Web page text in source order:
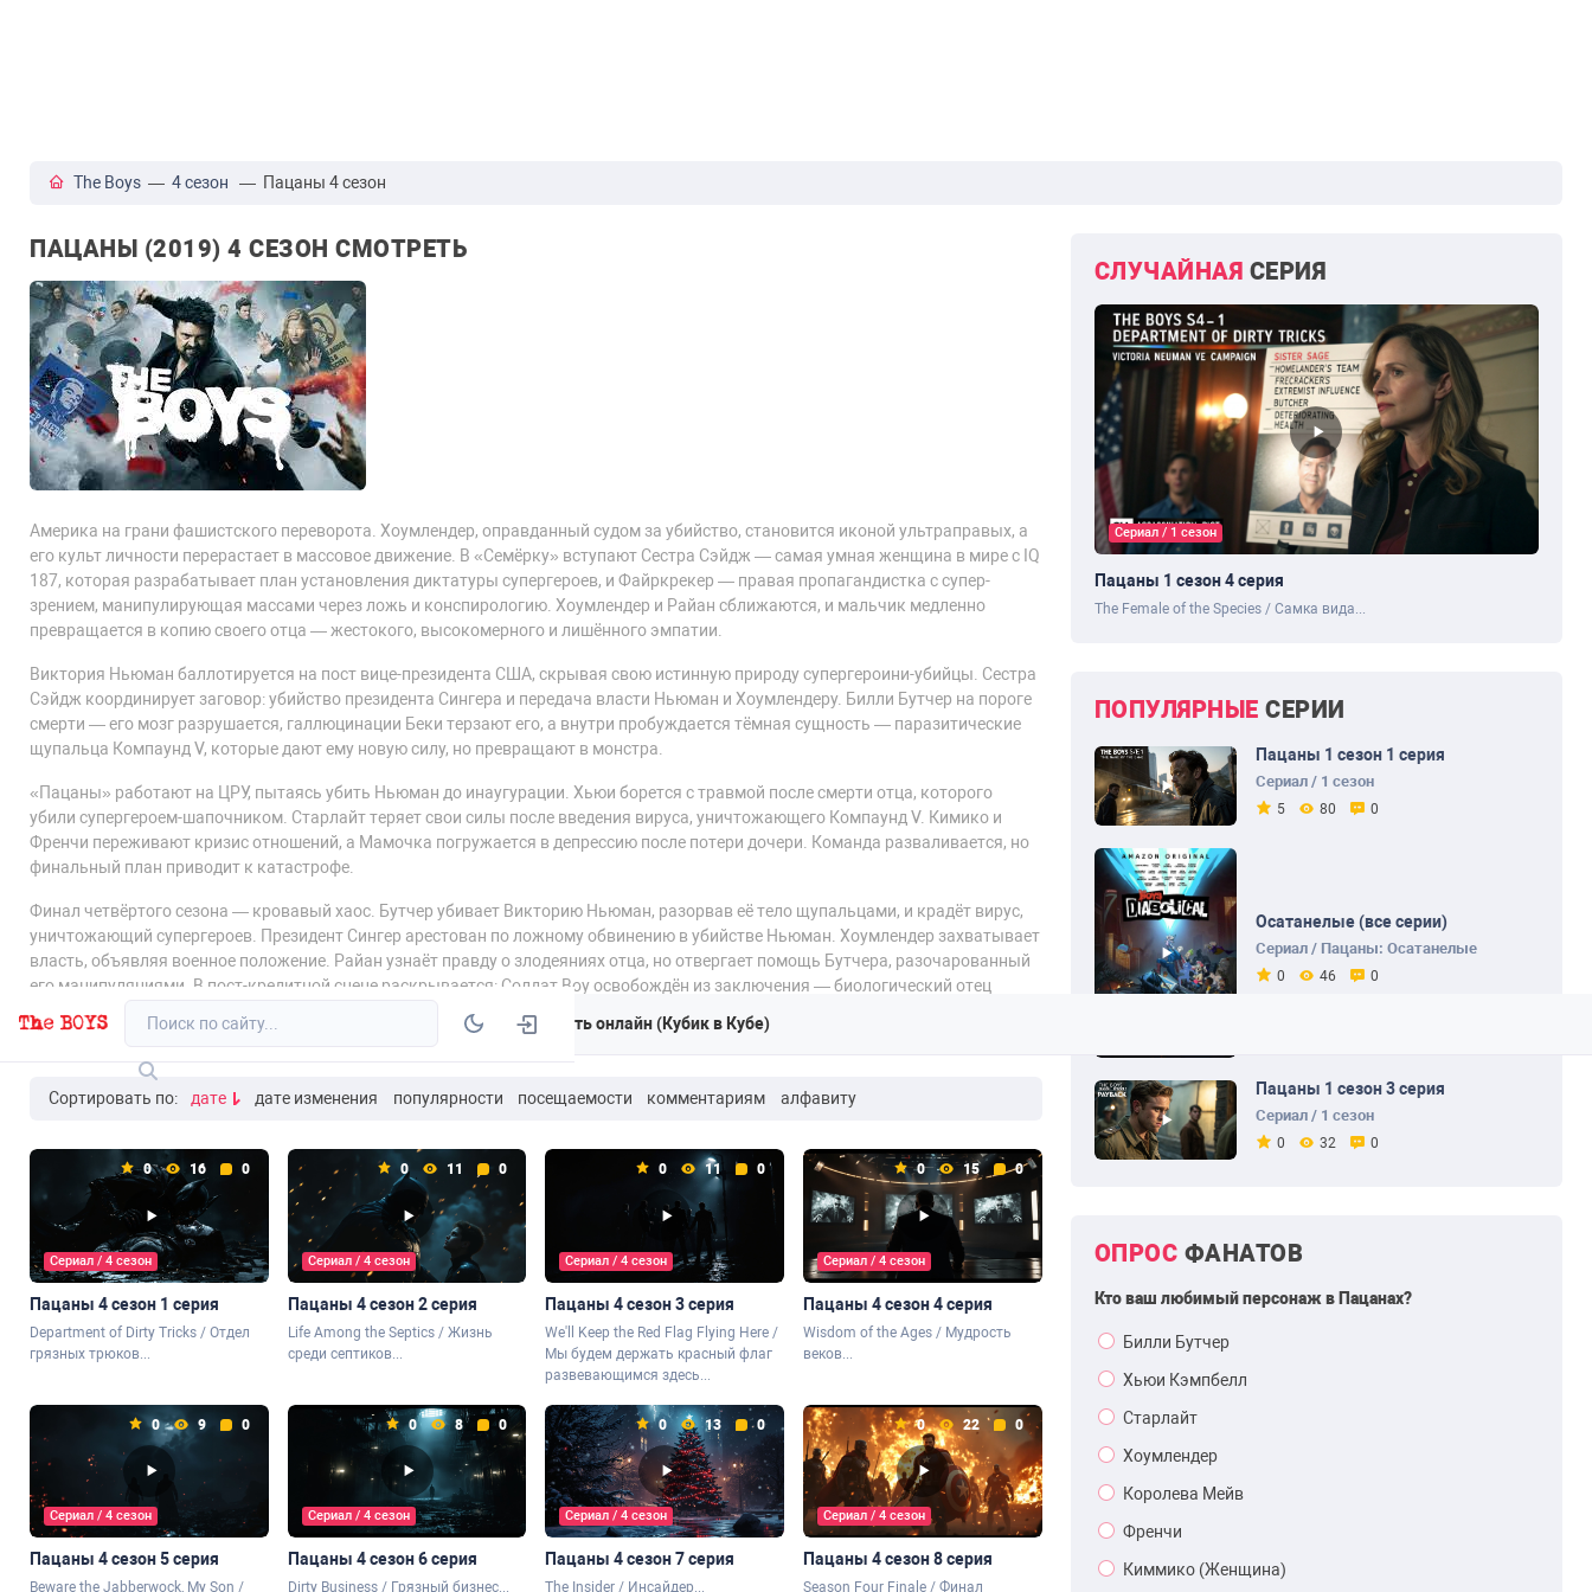
Сезоны Актеры Смотреть онлайн (Кубик в Кубе)
The Boys —4 сезон — Пацаны 4 сезон
ПАЦАНЫ (2019) 4 СЕЗОН СМОТРЕТЬ
Америка на грани фашистского переворота. Хоумлендер, оправданный судом за убийство, становится иконой ультраправых, а
его культ личности перерастает в массовое движение. В «Семёрку» вступают Сестра Сэйдж — самая умная женщина в мире с IQ
187, которая разрабатывает план установления диктатуры супергероев, и Файркрекер — правая пропагандистка с супер-
зрением, манипулирующая массами через ложь и конспирологию. Хоумлендер и Райан сближаются, и мальчик медленно
превращается в копию своего отца — жестокого, высокомерного и лишённого эмпатии.
Виктория Ньюман баллотируется на пост вице-президента США, скрывая свою истинную природу супергероини-убийцы. Сестра
Сэйдж координирует заговор: убийство президента Сингера и передача власти Ньюман и Хоумлендеру. Билли Бутчер на пороге
смерти — его мозг разрушается, галлюцинации Беки терзают его, а внутри пробуждается тёмная сущность — паразитические
щупальца Компаунд V, которые дают ему новую силу, но превращают в монстра.
«Пацаны» работают на ЦРУ, пытаясь убить Ньюман до инаугурации. Хьюи борется с травмой после смерти отца, которого
убили супергероем-шапочником. Старлайт теряет свои силы после введения вируса, уничтожающего Компаунд V. Кимико и
Френчи переживают кризис отношений, а Мамочка погружается в депрессию после потери дочери. Команда разваливается, но
финальный план приводит к катастрофе.
Финал четвёртого сезона — кровавый хаос. Бутчер убивает Викторию Ньюман, разорвав её тело щупальцами, и крадёт вирус,
уничтожающий супергероев. Президент Сингер арестован по ложному обвинению в убийстве Ньюман. Хоумлендер захватывает
власть, объявляя военное положение. Райан узнаёт правду о злодеяниях отца, но отвергает помощь Бутчера, разочарованный
его манипуляциями. В пост-кредитной сцене раскрывается: Солдат Boy освобождён из заключения — биологический отец
Хоумлендера вернулся. Четвёртый сезон завершается на апокалиптической ноте: фашистский режим установлен, «Пацаны» в
отчаянии, а мир погружается во тьму. Пятый сезон будет финальным — последняя битва за душу Америки.
Сортировать по: дате дате изменения популярности посещаемости комментариям алфавиту
Сериал / 4 сезон
0 16 0
Пацаны 4 сезон 1 серия
Department of Dirty Tricks / Отдел
грязных трюков...
Сериал / 4 сезон
0 11 0
Пацаны 4 сезон 2 серия
Life Among the Septics / Жизнь
среди септиков...
Сериал / 4 сезон
0 11 0
Пацаны 4 сезон 3 серия
We'll Keep the Red Flag Flying Here /
Мы будем держать красный флаг
развевающимся здесь...
Сериал / 4 сезон
0 15 0
Пацаны 4 сезон 4 серия
Wisdom of the Ages / Мудрость
веков...
Сериал / 4 сезон
0 9 0
Пацаны 4 сезон 5 серия
Beware the Jabberwock, My Son /
Сериал / 4 сезон
0 8 0
Пацаны 4 сезон 6 серия
Dirty Business / Грязный бизнес...
Сериал / 4 сезон
0 13 0
Пацаны 4 сезон 7 серия
The Insider / Инсайдер...
Сериал / 4 сезон
0 22 0
Пацаны 4 сезон 8 серия
Season Four Finale / Финал
СЛУЧАЙНАЯ СЕРИЯ
Сериал / 1 сезон
Пацаны 1 сезон 4 серия
The Female of the Species / Самка вида...
ПОПУЛЯРНЫЕ СЕРИИ
Пацаны 1 сезон 1 серия
Сериал / 1 сезон
5 80 0
Осатанелые (все серии)
Сериал / Пацаны: Осатанелые
0 46 0
Пацаны 1 сезон 3 серия
Сериал / 1 сезон
0 32 0
ОПРОС ФАНАТОВ
Кто ваш любимый персонаж в Пацанах?
Билли Бутчер
Хьюи Кэмпбелл
Старлайт
Хоумлендер
Королева Мейв
Френчи
Киммико (Женщина)